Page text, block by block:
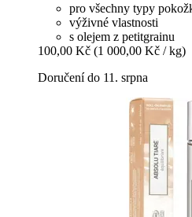
pro všechny typy
výživné vlastnosti
s olejem z petitgrainu
100,00 Kč (1 000,00 Kč / kg)
Doručení do 11. srpna